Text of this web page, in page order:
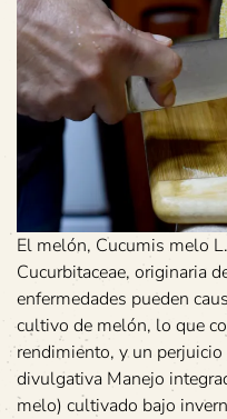
El melón, Cucumis melo
Cucurbitaceae, originaria
enfermedades pueden
cultivo de melón, lo que
rendimiento, y un
divulgativa Manejo
melo) cultivado bajo